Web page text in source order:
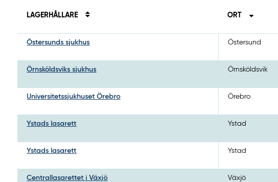
LAGERHÅLLARE ORT
Östersunds sjukhus Östersund
Örnsköldsviks sjukhus Örnsköldsvik
Universitetssjukhuset Örebro Örebro
Ystads lasarett Ystad
Ystads lasarett Ystad
Centrallasarettet i Växjö Växjö